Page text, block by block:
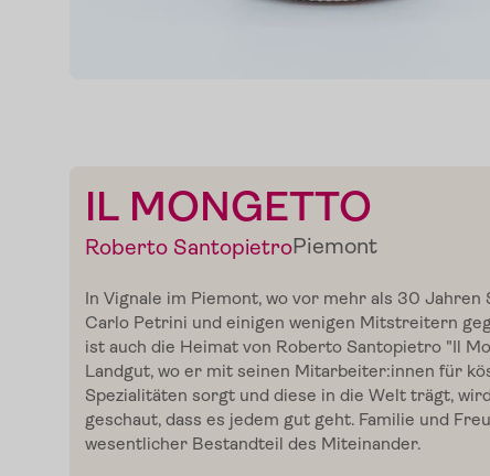
IL MONGETTO
Roberto SantopietroPiemont
In Vignale im Piemont, wo vor mehr als 30 Jahren
Carlo Petrini und einigen wenigen Mitstreitern
ist auch die Heimat von Roberto Santopietro "Il
Landgut, wo er mit seinen Mitarbeiter:innen für
Spezialitäten sorgt und diese in die Welt trägt,
geschaut, dass es jedem gut geht. Familie und
wesentlicher Bestandteil des Miteinander.